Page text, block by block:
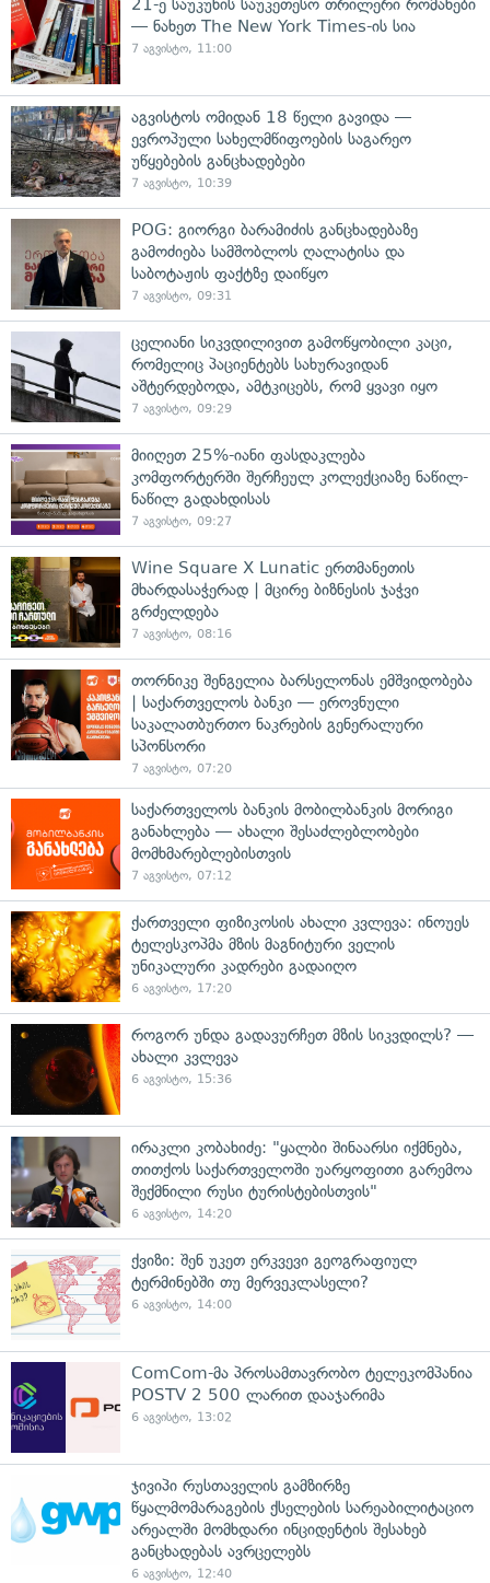
21-ე საუკუნის საუკეთესო თრილერი რომანები
— ნახეთ The New York Times-ის სია
7 აგვისტო, 11:00
აგვისტოს ომიდან 18 წელი გავიდა —
ევროპული სახელმწიფოების საგარეო
უწყებების განცხადებები
7 აგვისტო, 10:39
POG: გიორგი ბარამიძის განცხადებაზე
გამოძიება სამშობლოს ღალატისა და
საბოტაჟის ფაქტზე დაიწყო
7 აგვისტო, 09:31
ცელიანი სიკვდილივით გამოწყობილი კაცი,
რომელიც პაციენტებს სახურავიდან
აშტერდებოდა, ამტკიცებს, რომ ყვავი იყო
7 აგვისტო, 09:29
მიიღეთ 25%-იანი ფასდაკლება
კომფორტერში შერჩეულ კოლექციაზე ნაწილ-
ნაწილ გადახდისას
7 აგვისტო, 09:27
Wine Square X Lunatic ერთმანეთის
მხარდასაჭერად | მცირე ბიზნესის ჯაჭვი
გრძელდება
7 აგვისტო, 08:16
თორნიკე შენგელია ბარსელონას ემშვიდობება
| საქართველოს ბანკი — ეროვნული
საკალათბურთო ნაკრების გენერალური
სპონსორი
7 აგვისტო, 07:20
საქართველოს ბანკის მობილბანკის მორიგი
განახლება — ახალი შესაძლებლობები
მომხმარებლებისთვის
7 აგვისტო, 07:12
ქართველი ფიზიკოსის ახალი კვლევა: ინოუეს
ტელესკოპმა მზის მაგნიტური ველის
უნიკალური კადრები გადაიღო
6 აგვისტო, 17:20
როგორ უნდა გადავურჩეთ მზის სიკვდილს? —
ახალი კვლევა
6 აგვისტო, 15:36
ირაკლი კობახიძე: "ყალბი შინაარსი იქმნება,
თითქოს საქართველოში უარყოფითი გარემოა
შექმნილი რუსი ტურისტებისთვის"
6 აგვისტო, 14:20
ქვიზი: შენ უკეთ ერკვევი გეოგრაფიულ
ტერმინებში თუ მერვეკლასელი?
6 აგვისტო, 14:00
ComCom-მა პროსამთავრობო ტელეკომპანია
POSTV 2 500 ლარით დააჯარიმა
6 აგვისტო, 13:02
ჯივიპი რუსთაველის გამზირზე
წყალმომარაგების ქსელების სარეაბილიტაციო
არეალში მომხდარი ინციდენტის შესახებ
განცხადებას ავრცელებს
6 აგვისტო, 12:40